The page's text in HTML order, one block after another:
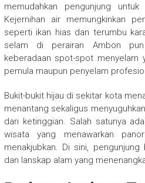
memudahkan pengunjung
Kejernihan air memungkinkan
seperti ikan hias dan terumbu
selam di perairan Ambon
keberadaan spot-spot menyelam
pemula maupun penyelam
Bukit-bukit hijau di sekitar kota
menantang sekaligus
dari ketinggian. Salah satunya
wisata yang menawarkan
menakjubkan. Di sini,
dan lanskap alam yang